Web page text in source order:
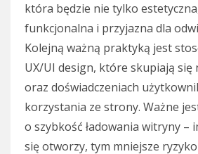
która będzie nie tylko
funkcjonalna i przyjazna dla
Kolejną ważną praktyką jest
UX/UI design, które skupiają się
oraz doświadczeniach
korzystania ze strony. Ważne
o szybkość ładowania witryny –
się otworzy, tym mniejsze